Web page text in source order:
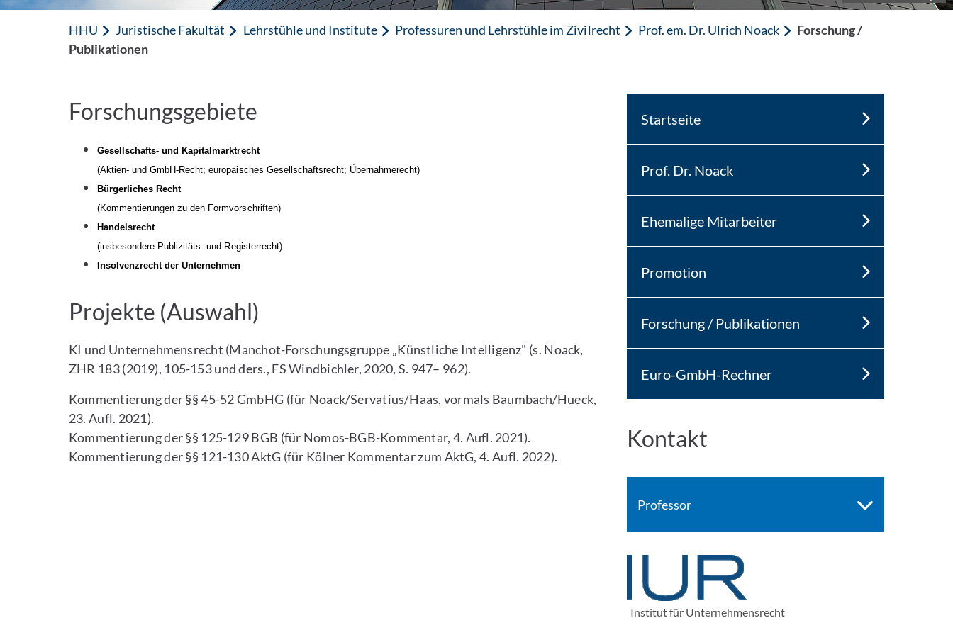
HHU Juristische Fakultät Lehrstühle und Institute Professuren und Lehrstühle im Zivilrecht Prof. em. Dr. Ulrich Noack
Forschung /
Publikationen
Forschungsgebiete
Gesellschafts- und Kapitalmarktrecht
(Aktien- und GmbH-Recht; europäisches Gesellschaftsrecht; Übernahmerecht)
Bürgerliches Recht
(Kommentierungen zu den Formvorschriften)
Handelsrecht
(insbesondere Publizitäts- und Registerrecht)
Insolvenzrecht der Unternehmen
Projekte (Auswahl)
KI und Unternehmensrecht (Manchot-Forschungsgruppe „Künstliche Intelligenz" (s. Noack,
ZHR 183 (2019), 105-153 und ders., FS Windbichler, 2020, S. 947– 962).
Kommentierung der §§ 45-52 GmbHG (für Noack/Servatius/Haas, vormals Baumbach/Hueck,
23. Aufl. 2021).
Kommentierung der §§ 125-129 BGB (für Nomos-BGB-Kommentar, 4. Aufl. 2021).
Kommentierung der §§ 121-130 AktG (für Kölner Kommentar zum AktG, 4. Aufl. 2022).
Startseite
Prof. Dr. Noack
Ehemalige Mitarbeiter
Promotion
Forschung / Publikationen
Euro-GmbH-Rechner
Kontakt
Professor
Institut für Unternehmensrecht